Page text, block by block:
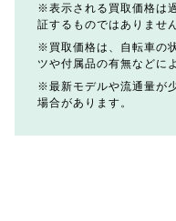
表示される買取価格は
証するものではありませ
買取価格は、自転車の
ツや付属品の有無などに
最新モデルや流通量が
場合があります。